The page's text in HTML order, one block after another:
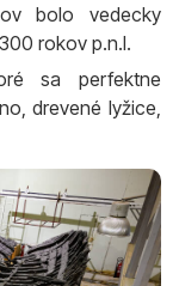
bolo vedecky
rokov p.n.l.
sa perfektne
drevené lyžice,